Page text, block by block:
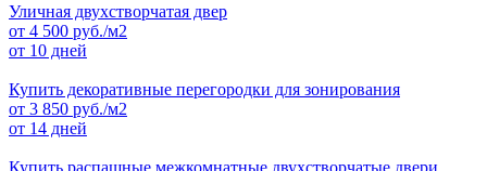
Уличная двухстворчатая двер
от 4 500 руб./м2
от 10 дней
Купить декоративные перегородки для зонирования
от 3 850 руб./м2
от 14 дней
Купить распашные межкомнатные двухстворчатые двери